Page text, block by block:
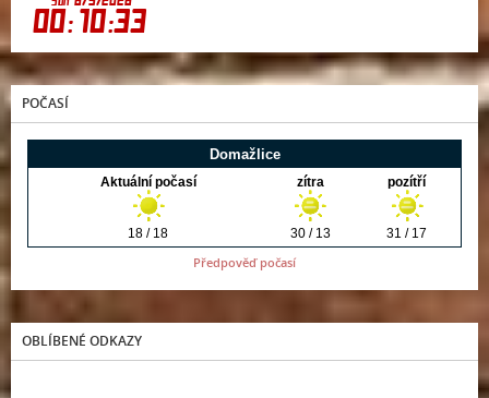
POČASÍ
Předpověď počasí
OBLÍBENÉ ODKAZY